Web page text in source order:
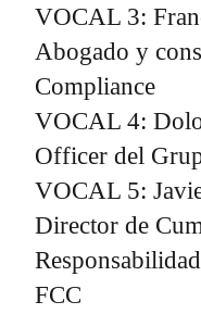
VOCAL 3:
Abogado y
Compliance
VOCAL 4:
Officer del
VOCAL 5:
Director de
FCC